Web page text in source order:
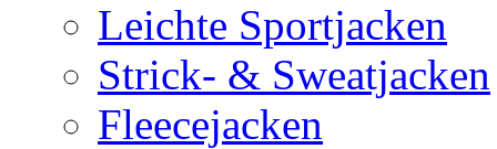
Leichte Sportjacken
Strick- & Sweatjacken
Fleecejacken